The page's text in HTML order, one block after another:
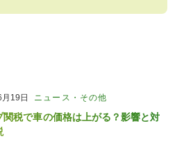
19日 ニュース・その他
関税で車の価格は上がる？影響と対